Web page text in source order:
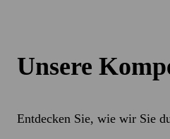
Unsere
Entdecken Sie, wie wir Sie